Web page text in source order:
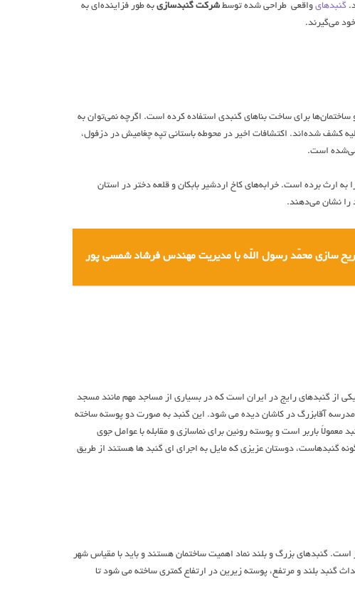
گنبدهای واقعی طراحی شده توسط شرکت گنبدسازی به طور فزاینده‌ای به
برای ساخت بناهای گنبدی استفاده کرده است. اگرچه نمی‌توان به
کشف شده‌اند. اکتشافات اخیر در محوطه باستانی تپه چغامیش در دزفول،
می‌شده است.
به ارث برده است. خرابه‌های کاخ اردشیر بابکان و قلعه دختر در استان
را نشان می‌دهند.
سازی محمّد رسول اللّه با مدیریت مهندس فرشاد شمسی پور
از گنبدهای رایج در ایران است که در بسیاری از مساجد مهم مانند مسجد
آقابزرگ در کاشان دیده می شود. این گنبد به صورت دو پوسته ساخته
باربر است و پوسته روئین برای نماسازی و مقابله با عوامل جوی
گنبدهاست، دوستان عزیزی که مایل به اجرای ای گنبد ها هستند از طریق
است. گنبدهای بزرگ و بلند نماد اهمیت ساختمان هستند و باید با مقیاس شهر
گنبد بلند و مرتفع، پوسته زیرین در ارتفاع کمتری ساخته می شود تا